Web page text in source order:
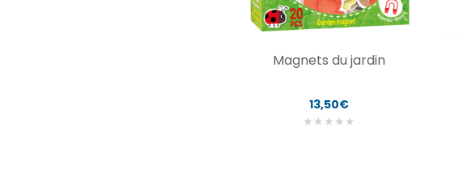
Magnets du jardin
13,50€
★ ★ ★ ★ ★